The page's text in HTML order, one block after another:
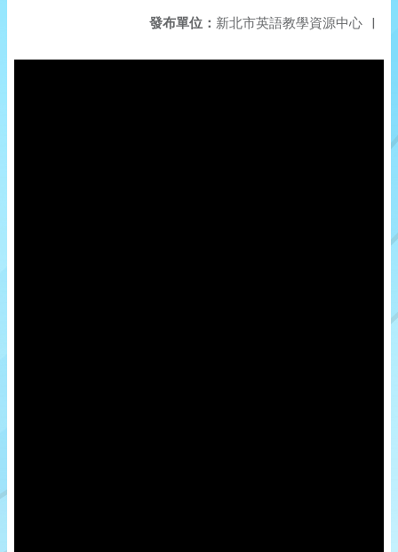
發布單位： 新北市英語教學資源中心 |